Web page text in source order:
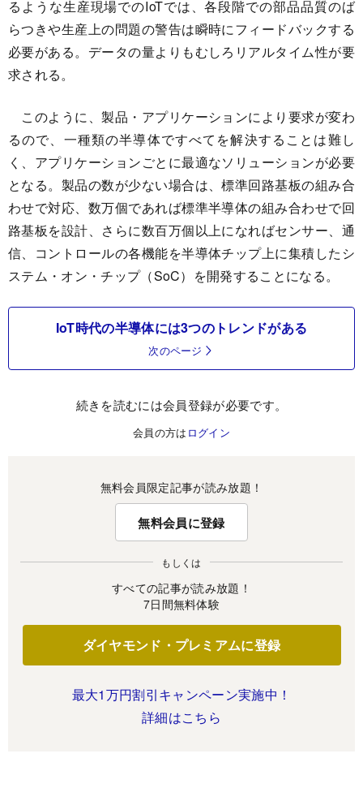
るような生産現場でのIoTでは、各段階での部品品質のば
らつきや生産上の問題の警告は瞬時にフィードバックする
必要がある。データの量よりもむしろリアルタイム性が要
求される。
このように、製品・アプリケーションにより要求が変わ
るので、一種類の半導体ですべてを解決することは難し
く、アプリケーションごとに最適なソリューションが必要
となる。製品の数が少ない場合は、標準回路基板の組み合
わせで対応、数万個であれば標準半導体の組み合わせで回
路基板を設計、さらに数百万個以上になればセンサー、通
信、コントロールの各機能を半導体チップ上に集積したシ
ステム・オン・チップ（SoC）を開発することになる。
IoT時代の半導体には3つのトレンドがある
次のページ
続きを読むには会員登録が必要です。
会員の方は ログイン
無料会員限定記事が読み放題！
無料会員に登録
もしくは
すべての記事が読み放題！
7日間無料体験
ダイヤモンド・プレミアムに登録
最大1万円割引キャンペーン実施中！
詳細はこちら